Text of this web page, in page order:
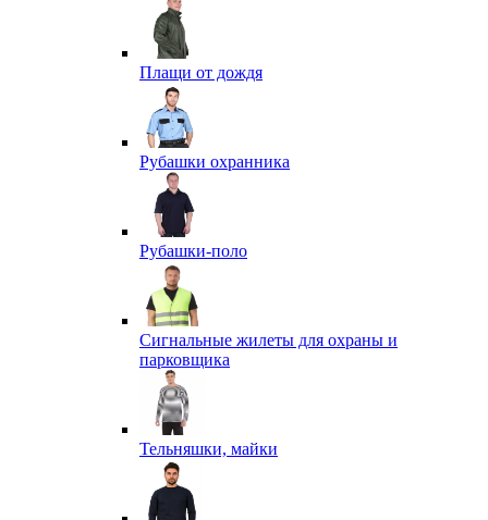
Плащи от дождя
Рубашки охранника
Рубашки-поло
Сигнальные жилеты для охраны и
парковщика
Тельняшки, майки